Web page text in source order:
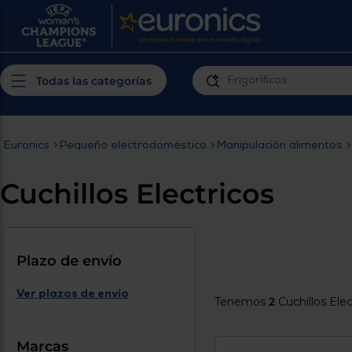
Personaliza tu
ti y con mejor plazo de entrega
Todas las categorías
Euronics > Pequeño electrodoméstico > Manipulación alimentos >
Cuchillos Electricos
Plazo de envío
Ver plazos de envío
Marcas
Tenemos 2Cuchillos